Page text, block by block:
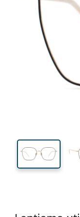
47 mm
Înălțime lentilă